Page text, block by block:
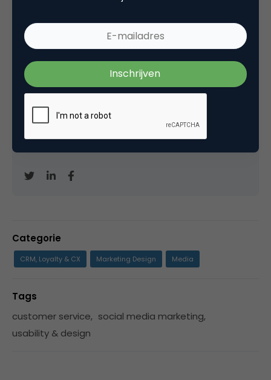
Marco Derksen
Partner bijUpstream
Oprichter/partner Upstream, Marketingfacts,
Arnhem Direct, SportNext, TravelNext, RvT VPRO,
Bestuur Luxor Live, social business, onderwijs,
Categorie
CRM, Loyalty & CX Marketing Design Media
Tags
customer service, social media marketing,
usability & design